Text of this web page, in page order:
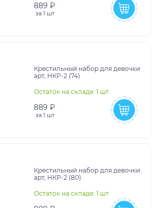
889 ₽
за 1 шт
Крестильный набор для девочки
арт, НКР-2 (74)
Остаток на складе: 1 шт
889 ₽
за 1 шт
Крестильный набор для девочки
арт, НКР-2 (80)
Остаток на складе: 1 шт